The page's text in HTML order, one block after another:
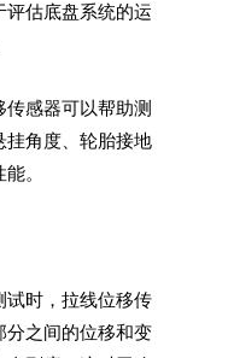
估底盘系统的运
感器可以帮助测
挂角度、轮胎接地
。
试时，拉线位移传
分之间的位移和变